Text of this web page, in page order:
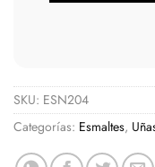
SKU: ESN204
Categorías: Esmaltes,